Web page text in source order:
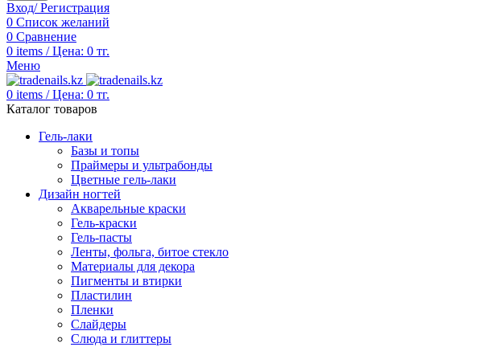
Вход/ Регистрация
0 Список желаний
0 Сравнение
0 items / Цена: 0 тг.
Меню
0 items / Цена: 0 тг.
Каталог товаров
Гель-лаки
Базы и топы
Праймеры и ультрабонды
Цветные гель-лаки
Дизайн ногтей
Акварельные краски
Гель-краски
Гель-пасты
Ленты, фольга, битое стекло
Материалы для декора
Пигменты и втирки
Пластилин
Пленки
Слайдеры
Слюда и глиттеры